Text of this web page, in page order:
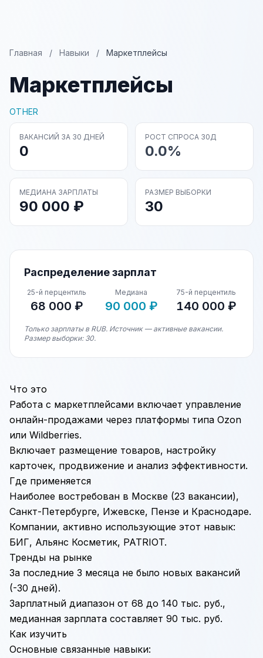
Главная / Навыки / Маркетплейсы
Маркетплейсы
OTHER
ВАКАНСИЙ ЗА 30 ДНЕЙ
0
РОСТ СПРОСА 30Д
0.0%
МЕДИАНА ЗАРПЛАТЫ
90 000 ₽
РАЗМЕР ВЫБОРКИ
30
Распределение зарплат
25-й перцентиль
68 000 ₽
Медиана
90 000 ₽
75-й перцентиль
140 000 ₽
Только зарплаты в RUB. Источник — активные вакансии.
Размер выборки: 30.
Что это
Работа с маркетплейсами включает управление
онлайн-продажами через платформы типа Ozon
или Wildberries.
Включает размещение товаров, настройку
карточек, продвижение и анализ эффективности.
Где применяется
Наиболее востребован в Москве (23 вакансии),
Санкт-Петербурге, Ижевске, Пензе и Краснодаре.
Компании, активно использующие этот навык:
БИГ, Альянс Косметик, PATRIOT.
Тренды на рынке
За последние 3 месяца не было новых вакансий
(-30 дней).
Зарплатный диапазон от 68 до 140 тыс. руб.,
медианная зарплата составляет 90 тыс. руб.
Как изучить
Основные связанные навыки: